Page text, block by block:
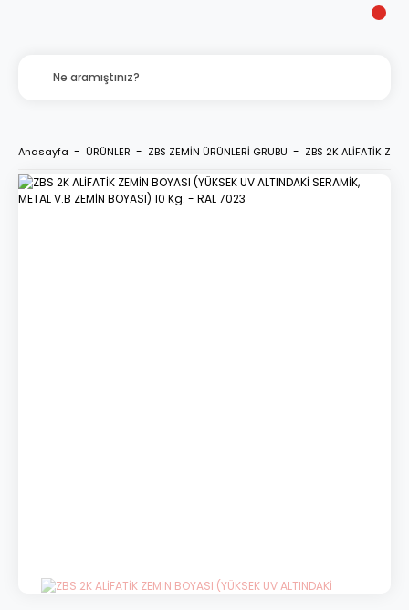
Anasayfa ÜRÜNLER ZBS ZEMİN ÜRÜNLERİ GRUBU ZBS 2K ALİFATİK